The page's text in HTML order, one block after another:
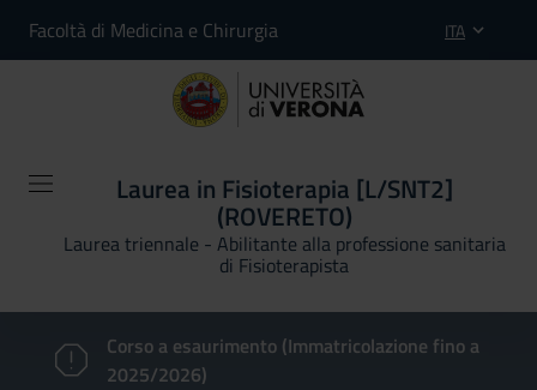
Facoltà di Medicina e Chirurgia ITA
Laurea in Fisioterapia [L/SNT2]
(ROVERETO)
Laurea triennale - Abilitante alla professione sanitaria
di Fisioterapista
Corso a esaurimento (Immatricolazione fino a
2025/2026)